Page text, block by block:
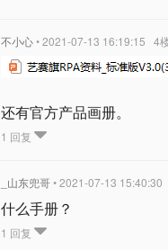
不小心• 2021-07-13 16:19:15 4
还有官方产品画册。
1 回复
_山东兜哥• 2021-07-13 15:40:30
什么手册？
1 回复